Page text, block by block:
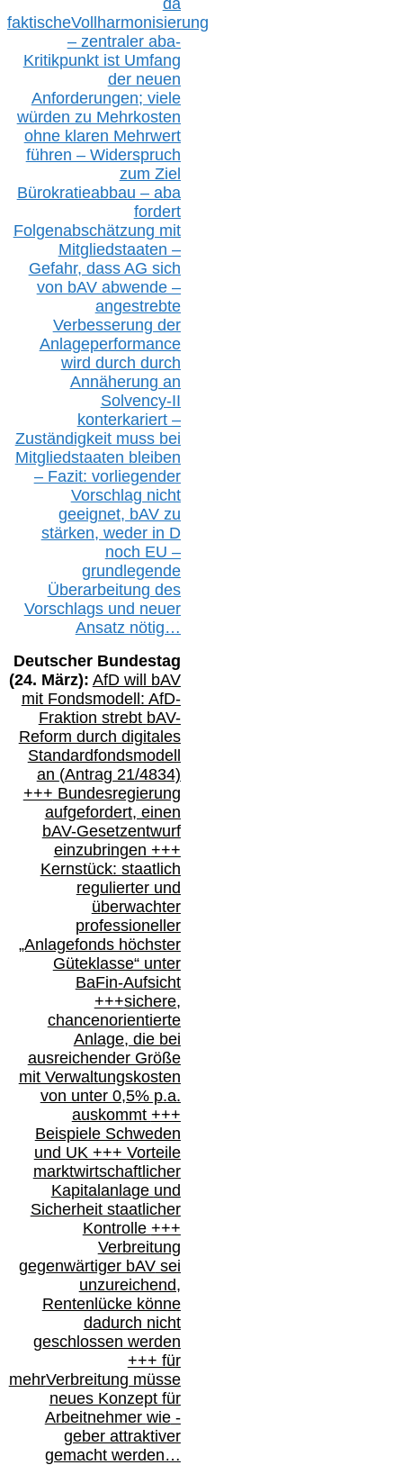
faktischeVollharmonisierung
– zentraler aba-
Kritikpunkt ist Umfang
der neuen
Anforderungen; viele
würden zu Mehrkosten
ohne klaren Mehrwert
führen – Widerspruch
zum Ziel
Bürokratieabbau – aba
fordert
Folgenabschätzung mit
Mitgliedstaaten –
Gefahr, dass AG sich
von bAV abwende –
angestrebte
Verbesserung der
Anlageperformance
wird durch durch
Annäherung an
Solvency-II
konterkariert –
Zuständigkeit muss bei
Mitgliedstaaten bleiben
– Fazit: vorliegender
Vorschlag nicht
geeignet, bAVzu
stärken, weder in D
noch EU –
grundlegende
Überarbeitung des
Vorschlags und neuer
Ansatz nötig…
Deutscher Bundestag
(24. März): AfD will bAV
mit Fondsmodell: AfD-
Fraktion strebt bAV-
Reform durch digitales
Standardfondsmodell
an (Antrag 21/4834)
+++ Bundesregierung
aufgefordert, einen
bAV-Gesetzentwurf
einzubringen +++
Kernstück: staatlich
regulierter und
überwachter
professioneller
„Anlagefonds höchster
Güteklasse“ unter
BaFin-Aufsicht
+++sichere,
chancenorientierte
Anlage, die bei
ausreichender Größe
mit Verwaltungskosten
von unter 0,5% p.a.
auskommt +++
Beispiele Schweden
und UK +++ Vorteile
marktwirtschaftlicher
Kapitalanlage und
Sicherheit staatlicher
Kontrolle +++
Verbreitung
gegenwärtiger bAVsei
unzureichend,
Rentenlücke könne
dadurch nicht
geschlossen werden
+++ für
mehrVerbreitung müsse
neues Konzept für
Arbeitnehmer wie-
geber attraktiver
gemacht werden…